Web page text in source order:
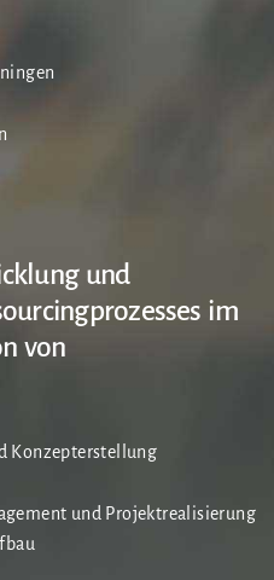
und
im
von
Konzepterstellung
und Projektrealisierung